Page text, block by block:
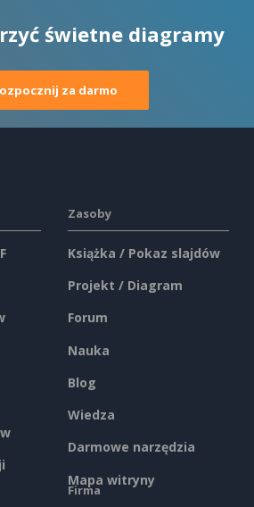
świetne diagramy
za darmo
Zasoby
Książka / Pokaz slajdów
Projekt / Diagram
Forum
Nauka
Blog
Wiedza
Darmowe narzędzia
Mapa witryny
Firma